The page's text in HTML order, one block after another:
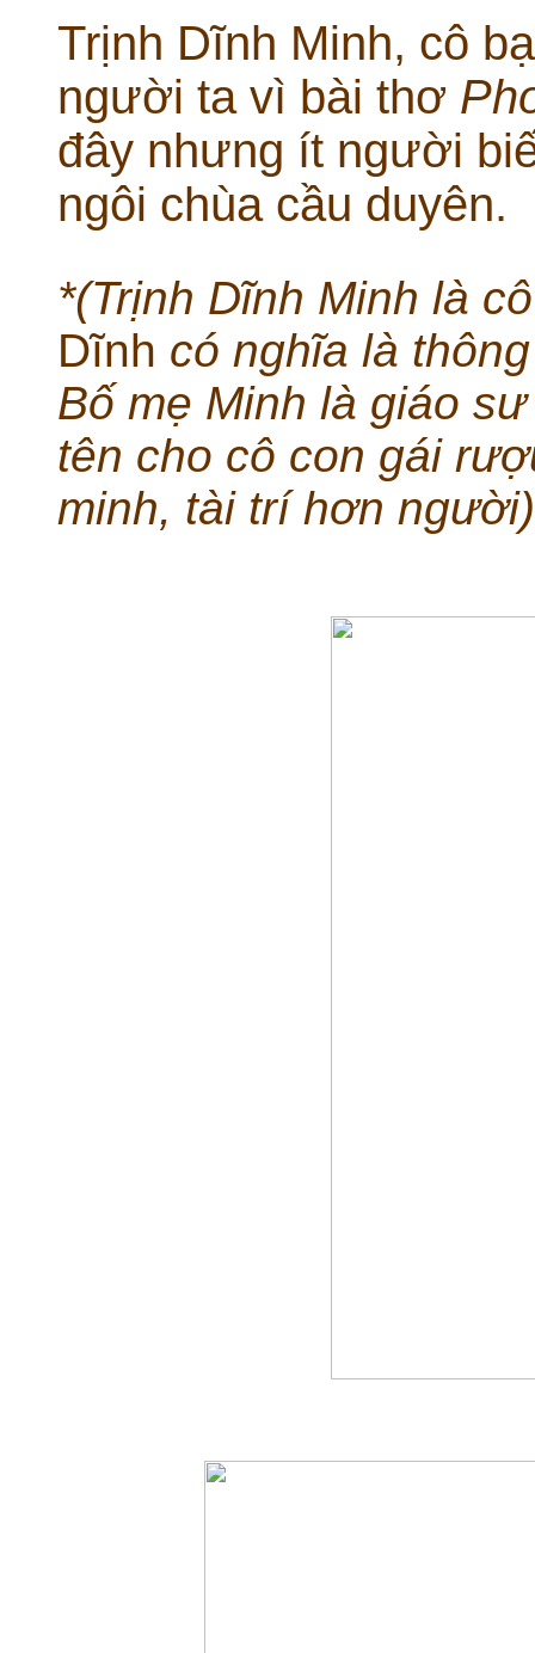
Trịnh Dĩnh Minh, cô
người ta vì bài thơ
đây nhưng ít người
ngôi chùa cầu duyên.
*(Trịnh Dĩnh Minh là
Dĩnh có nghĩa là
Bố mẹ Minh là giáo
tên cho cô con gái
minh, tài trí hơn